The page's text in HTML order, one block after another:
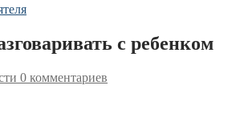
с ребенком
0 комментариев